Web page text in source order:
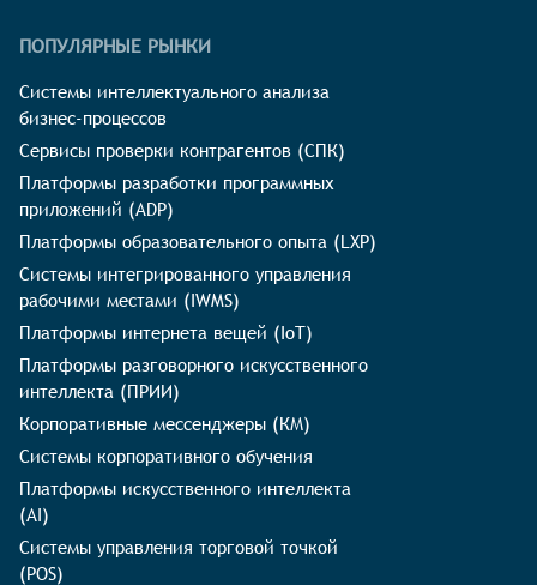
ПОПУЛЯРНЫЕ РЫНКИ
Системы интеллектуального анализа
бизнес-процессов
Сервисы проверки контрагентов (СПК)
Платформы разработки программных
приложений (ADP)
Платформы образовательного опыта (LXP)
Системы интегрированного управления
рабочими местами (IWMS)
Платформы интернета вещей (IoT)
Платформы разговорного искусственного
интеллекта (ПРИИ)
Корпоративные мессенджеры (КМ)
Системы корпоративного обучения
Платформы искусственного интеллекта
(AI)
Системы управления торговой точкой
(POS)